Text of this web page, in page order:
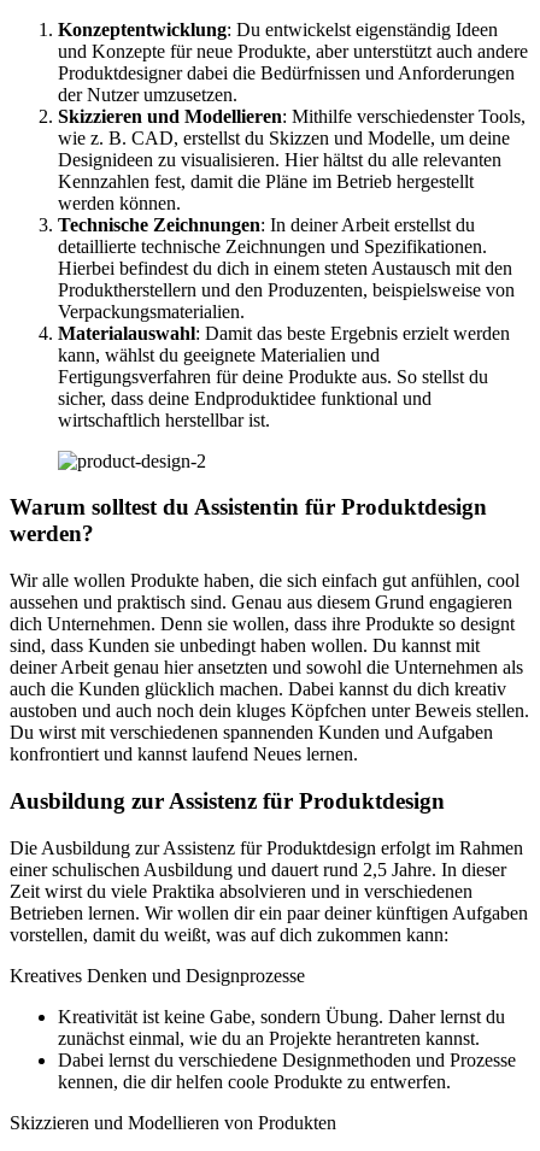
Konzeptentwicklung: Du entwickelst eigenständig Ideen
und Konzepte für neue Produkte, aber unterstützt auch andere
Produktdesigner dabei die Bedürfnissen und Anforderungen
der Nutzer umzusetzen.
Skizzieren und Modellieren: Mithilfe verschiedenster Tools,
wie z. B. CAD, erstellst du Skizzen und Modelle, um deine
Designideen zu visualisieren. Hier hältst du alle relevanten
Kennzahlen fest, damit die Pläne im Betrieb hergestellt
werden können.
Technische Zeichnungen: In deiner Arbeit erstellst du
detaillierte technische Zeichnungen und Spezifikationen.
Hierbei befindest du dich in einem steten Austausch mit den
Produktherstellern und den Produzenten, beispielsweise von
Verpackungsmaterialien.
Materialauswahl: Damit das beste Ergebnis erzielt werden
kann, wählst du geeignete Materialien und
Fertigungsverfahren für deine Produkte aus. So stellst du
sicher, dass deine Endproduktidee funktional und
wirtschaftlich herstellbar ist.
Warum solltest du Assistentin für Produktdesign
werden?
Wir alle wollen Produkte haben, die sich einfach gut anfühlen, cool
aussehen und praktisch sind. Genau aus diesem Grund engagieren
dich Unternehmen. Denn sie wollen, dass ihre Produkte so designt
sind, dass Kunden sie unbedingt haben wollen. Du kannst mit
deiner Arbeit genau hier ansetzten und sowohl die Unternehmen als
auch die Kunden glücklich machen. Dabei kannst du dich kreativ
austoben und auch noch dein kluges Köpfchen unter Beweis stellen.
Du wirst mit verschiedenen spannenden Kunden und Aufgaben
konfrontiert und kannst laufend Neues lernen.
Ausbildung zur Assistenz für Produktdesign
Die Ausbildung zur Assistenz für Produktdesign erfolgt im Rahmen
einer schulischen Ausbildung und dauert rund 2,5 Jahre. In dieser
Zeit wirst du viele Praktika absolvieren und in verschiedenen
Betrieben lernen. Wir wollen dir ein paar deiner künftigen Aufgaben
vorstellen, damit du weißt, was auf dich zukommen kann:
Kreatives Denken und Designprozesse
Kreativität ist keine Gabe, sondern Übung. Daher lernst du
zunächst einmal, wie du an Projekte herantreten kannst.
Dabei lernst du verschiedene Designmethoden und Prozesse
kennen, die dir helfen coole Produkte zu entwerfen.
Skizzieren und Modellieren von Produkten